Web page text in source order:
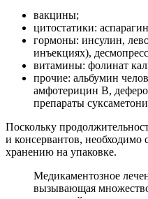
вакцины;
цитостатики:
гормоны: инсулин,
инъекциях),
витамины: фолинат
прочие: альбумин
амфотерицин В,
препараты
Поскольку
и консервантов, необходимо
хранению на упаковке.
Медикаментозное
вызывающая